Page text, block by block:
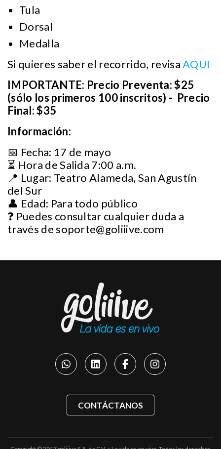
Tula
Dorsal
Medalla
Si quieres saber el recorrido, revisaAQUI
IMPORTANTE: Precio Preventa: $25
(sólo los primeros 100 inscritos) - Precio
Final: $35
Información:
📅 Fecha: 17 de mayo
⏳ Hora de Salida 7:00 a.m.
📍 Lugar: Teatro Alameda, San Agustín
del Sur
👤 Edad: Para todo público
❓ Puedes consultar cualquier duda a
través desoporte@goliiive.com
CONTÁCTANOS